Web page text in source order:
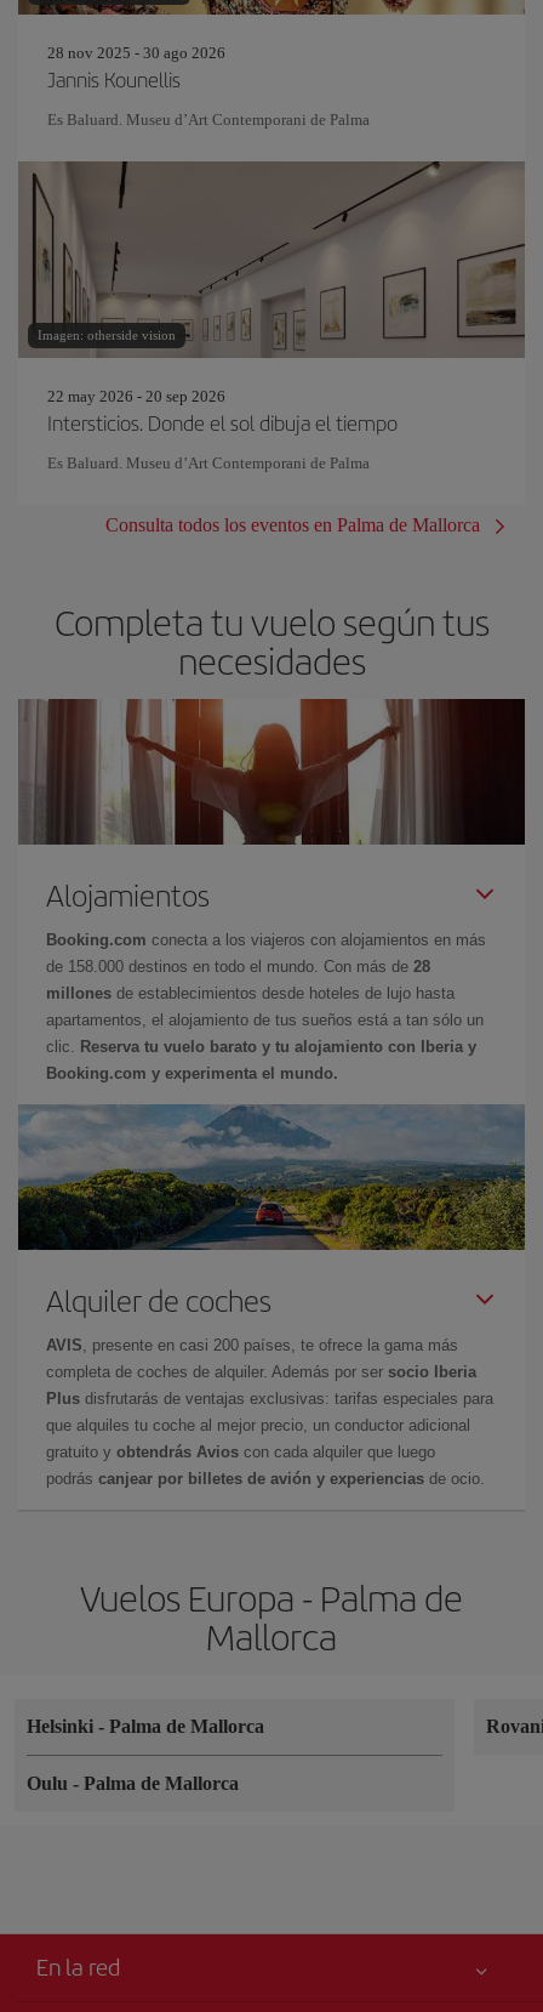
28 nov 2025 - 30 ago 2026
Jannis Kounellis
Es Baluard. Museu d’Art Contemporani de Palma
Imagen: otherside vision
22 may 2026 - 20 sep 2026
Intersticios. Donde el sol dibuja el tiempo
Es Baluard. Museu d’Art Contemporani de Palma
Consulta todos los eventos en Palma de Mallorca
Completa tu vuelo según tus
necesidades
Alojamientos
Booking.com conecta a los viajeros con alojamientos en más
de 158.000 destinos en todo el mundo. Con más de 28
millones de establecimientos desde hoteles de lujo hasta
apartamentos, el alojamiento de tus sueños está a tan sólo un
clic.
Reserva tu vuelo barato y tu alojamiento con Iberia y
Booking.com y experimenta el mundo.
Alquiler de coches
AVIS , presente en casi 200 países, te ofrece la gama más
completa de coches de alquiler. Además por ser socio Iberia
Plus disfrutarás de ventajas exclusivas: tarifas especiales para
que alquiles tu coche al mejor precio, un conductor adicional
gratuito y obtendrás Avios con cada alquiler que luego
podrás canjear por billetes de avión y experiencias de ocio.
Vuelos Europa - Palma de
Mallorca
Helsinki - Palma de Mallorca
Oulu - Palma de Mallorca
En la red